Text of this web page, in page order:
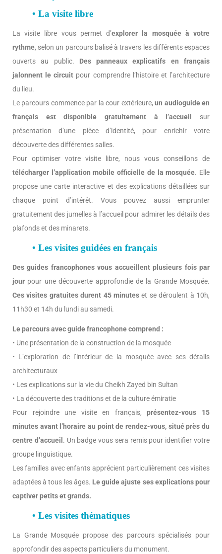
• La visite libre
La visite libre vous permet d’explorer la mosquée à votre
rythme, selon un parcours balisé à travers les différents espaces
ouverts au public. Des panneaux explicatifs en français
jalonnent le circuit pour comprendre l’histoire et l’architecture
du lieu.
Le parcours commence par la cour extérieure,un audioguide en
français est disponible gratuitement à l’accueil
sur
présentation d’une pièce d’identité, pour enrichir votre
découverte des différentes salles.
Pour optimiser votre visite libre, nous vous conseillons de
télécharger l’application mobile officielle de la mosquée. Elle
propose une carte interactive et des explications détaillées sur
chaque point d’intérêt. Vous pouvez aussi emprunter
gratuitement des jumelles à l’accueil pour admirer les détails des
plafonds et des minarets.
• Les visites guidées en français
Des guides francophones vous accueillent plusieurs fois par
jour pour une découverte approfondie de la Grande Mosquée.
Ces visites gratuites durent 45 minutes et se déroulent à 10h,
11h30 et 14h du lundi au samedi.
Le parcours avec guide francophone comprend :
• Une présentation de la construction de la mosquée
• L’exploration de l’intérieur de la mosquée avec ses détails
architecturaux
• Les explications sur la vie du Cheikh Zayed bin Sultan
• La découverte des traditions et de la culture émiratie
Pour rejoindre une visite en français,présentez-vous 15
minutes avant l’horaire au point de rendez-vous, situé près du
centre d’accueil . Un badge vous sera remis pour identifier votre
groupe linguistique.
Les familles avec enfants apprécient particulièrement ces visites
adaptées à tous les âges. Le guide ajuste ses explications pour
captiver petits et grands.
• Les visites thématiques
La Grande Mosquée propose des parcours spécialisés pour
approfondir des aspects particuliers du monument.